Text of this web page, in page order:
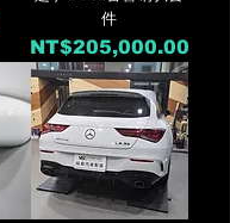
件
價格
NT$205,000.00